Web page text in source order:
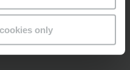
only